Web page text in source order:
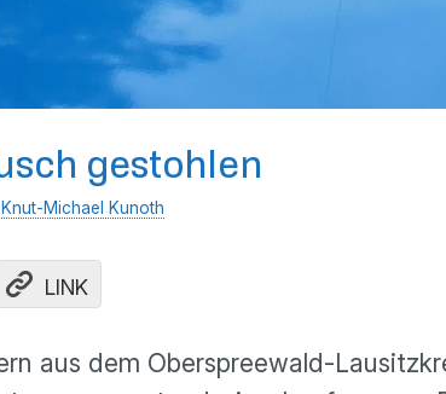
gestohlen
Knut-Michael Kunoth
LINK
aus dem Oberspreewald-